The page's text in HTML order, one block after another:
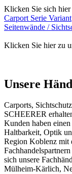
Klicken Sie sich
Carport Serie Variant
Seitenwände /
Klicken Sie hier zu
Unsere
Carports,
SCHEERER
Kunden haben
Haltbarkeit, Optik
Region Koblenz mit
sich unsere
Mülheim-Kärlich,